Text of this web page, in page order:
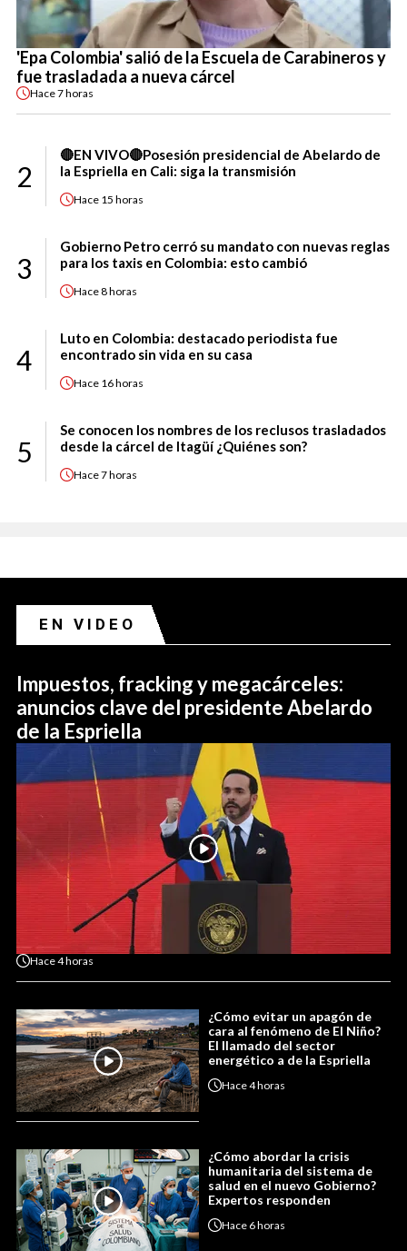
'Epa Colombia' salió de la Escuela de Carabineros y
fue trasladada a nueva cárcel
Hace7 horas
2
🔴EN VIVO🔴Posesión presidencial de Abelardo de
la Espriella en Cali: siga la transmisión
Hace 15 horas
3
Gobierno Petro cerró su mandato con nuevas reglas
para los taxis en Colombia: esto cambió
Hace8 horas
4
Luto en Colombia: destacado periodista fue
encontrado sin vida en su casa
Hace 16 horas
5
Se conocen los nombres de los reclusos trasladados
desde la cárcel de Itagüí ¿Quiénes son?
Hace7 horas
EN VIDEO
Impuestos, fracking y megacárceles:
anuncios clave del presidente Abelardo
de la Espriella
Hace4 horas
¿Cómo evitar un apagón de
cara al fenómeno de El Niño?
El llamado del sector
energético a de la Espriella
Hace4 horas
¿Cómo abordar la crisis
humanitaria del sistema de
salud en el nuevo Gobierno?
Expertos responden
Hace 6 horas